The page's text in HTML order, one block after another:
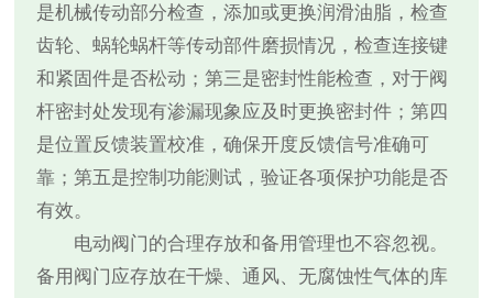
是机械传动部分检查，添加或更换润滑油脂，检查
齿轮、蜗轮蜗杆等传动部件磨损情况，检查连接键
和紧固件是否松动；第三是密封性能检查，对于阀
杆密封处发现有渗漏现象应及时更换密封件；第四
是位置反馈装置校准，确保开度反馈信号准确可
靠；第五是控制功能测试，验证各项保护功能是否
有效。
电动阀门的合理存放和备用管理也不容忽视。
备用阀门应存放在干燥、通风、无腐蚀性气体的库